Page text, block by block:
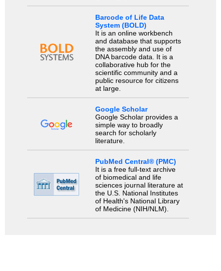
Barcode of Life Data
System (BOLD)
It is an online workbench
and database that supports
the assembly and use of
DNA barcode data. It is a
collaborative hub for the
scientific community and a
public resource for citizens
at large.
Google Scholar
Google Scholar provides a
simple way to broadly
search for scholarly
literature.
PubMed Central® (PMC)
It is a free full-text archive
of biomedical and life
sciences journal literature at
the U.S. National Institutes
of Health's National Library
of Medicine (NIH/NLM).